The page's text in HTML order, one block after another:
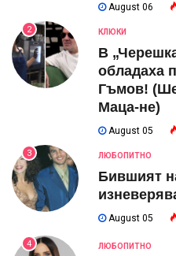
August 06
2 КЛЮКИ
В
обладаха
Гъмов!
Маца-не)
August 05
3 ЛЮБОПИТНО
Бившият
August 05
4 ЛЮБОПИТНО